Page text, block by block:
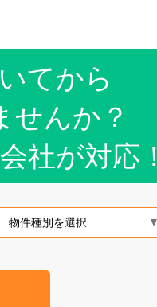
てから
せんか？
社が対応！